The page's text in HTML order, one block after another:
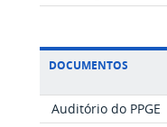
DOCUMENTOS
Auditório do PPGE